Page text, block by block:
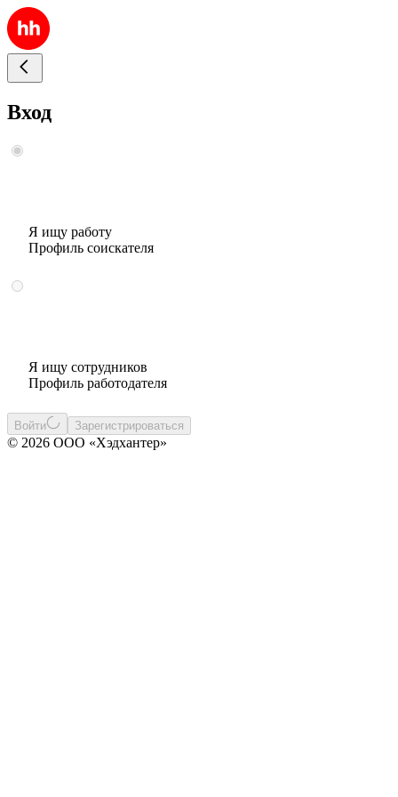
Вход
Я ищу работу
Профиль соискателя
Я ищу сотрудников
Профиль работодателя
Войти Зарегистрироваться
© 2026 ООО «Хэдхантер»